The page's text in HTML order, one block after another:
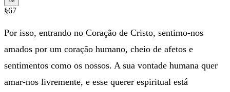
§67
Por isso, entrando no Coração de Cristo, sentimo-nos
amados por um coração humano, cheio de afetos e
sentimentos como os nossos. A sua vontade humana quer
amar-nos livremente, e esse querer espiritual está